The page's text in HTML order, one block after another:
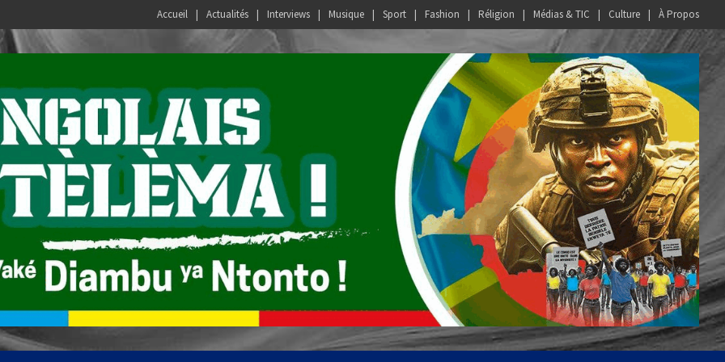
Accueil Actualités Interviews Musique Sport Fashion Réligion Médias & TIC Culture À Propos